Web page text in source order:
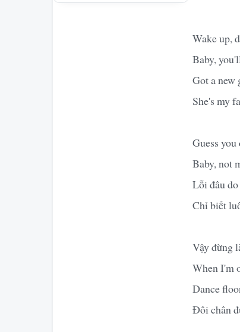
Wake up,
Baby,
Got a
She's my
Guess
Baby, not
Lỗi đâu do
Chỉ biết
Vậy đừng
When I'm
Dance
Đôi chân